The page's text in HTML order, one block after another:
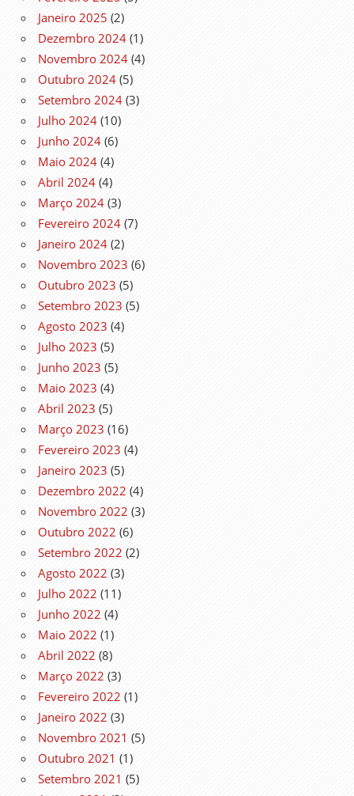
Janeiro 2025 (2)
Dezembro 2024 (1)
Novembro 2024 (4)
Outubro 2024 (5)
Setembro 2024 (3)
Julho 2024 (10)
Junho 2024 (6)
Maio 2024 (4)
Abril 2024 (4)
Março 2024 (3)
Fevereiro 2024 (7)
Janeiro 2024 (2)
Novembro 2023 (6)
Outubro 2023 (5)
Setembro 2023 (5)
Agosto 2023 (4)
Julho 2023 (5)
Junho 2023 (5)
Maio 2023 (4)
Abril 2023 (5)
Março 2023 (16)
Fevereiro 2023 (4)
Janeiro 2023 (5)
Dezembro 2022 (4)
Novembro 2022 (3)
Outubro 2022 (6)
Setembro 2022 (2)
Agosto 2022 (3)
Julho 2022 (11)
Junho 2022 (4)
Maio 2022 (1)
Abril 2022 (8)
Março 2022 (3)
Fevereiro 2022 (1)
Janeiro 2022 (3)
Novembro 2021 (5)
Outubro 2021 (1)
Setembro 2021 (5)